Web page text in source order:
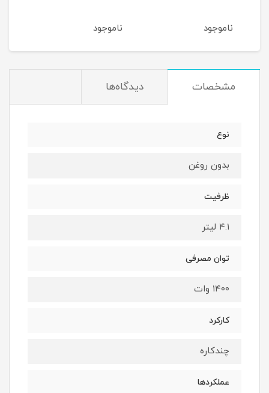
ناموجود ناموجود
مشخصات دیدگاه‌ها
نوع
بدون روغن
ظرفیت
۴.۱ لیتر
توان مصرفی
۱۴۰۰ وات
کارکرد
چندکاره
عملکردها